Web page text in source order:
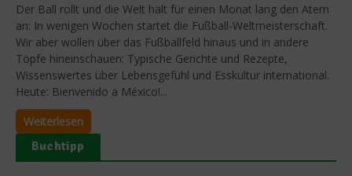
Der Ball rollt und die Welt hält für einen Monat lang den Atem
an: In wenigen Wochen startet die Fußball-Weltmeisterschaft.
Wir aber wollen über das Fußballfeld hinaus und in andere
Töpfe hineinschauen: Typische Gerichte und Rezepte,
Wissenswertes über Lebensgefühl und Esskultur international.
Heute: Bienvenido a México!...
Weiterlesen
Buchtipp